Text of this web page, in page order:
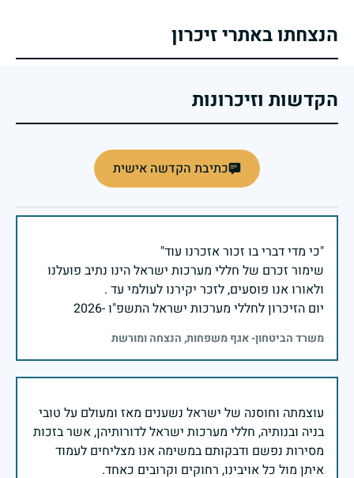
הנצחתו באתרי זיכרון
הקדשות וזיכרונות
כתיבת הקדשה אישית
שימור זכרם של חללי מערכות ישראל הינו נתיב פועלנו
יום הזיכרון לחללי מערכות ישראל התשפ"ו -2026
משרד הביטחון- אגף משפחות, הנצחה ומורשת
עוצמתה וחוסנה של ישראל נשענים מאז ומעולם על טובי
בניה ובנותיה, חללי מערכות ישראל לדורותיהן, אשר בזכות
מסירות נפשם ודבקותם במשימה אנו מצליחים לעמוד